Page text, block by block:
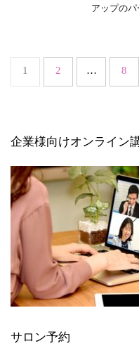
アップの
1 2 … 8
企業様向けオンライン
サロン予約